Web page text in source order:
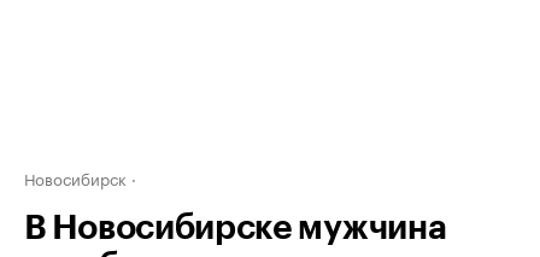
Новосибирск
В Новосибирске мужчина